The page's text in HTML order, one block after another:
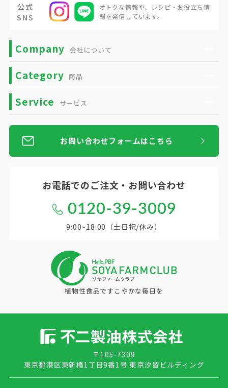
公式
SNS
オトクな情報や、
レシピ・お役立ち情
報を発信しています。
Company 会社について
Category 商品
Service サービス
お問い合わせフォームはこちら
お電話でのご注文・お問い合わせ
0120-39-3009
9:00~18:00（土日祝/休み）
植物性食品ですこやかな毎日を
〒105-7309
東京都港区東新橋1丁目9番1号 東京汐留ビルディング